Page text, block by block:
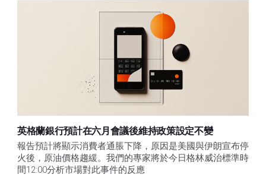
英格蘭銀行預計在六月會議後維持政策設定不變
報告預計將顯示消費者通脹下降，原因是美國與伊朗宣布停
火後，原油價格趨緩。我們的專家將於今日格林威治標準時
間12:00分析市場對此事件的反應